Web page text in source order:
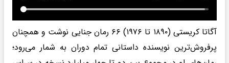
آگاتا کریستی (۱۸۹۰ تا ۱۹۷۶) ۶۶ رمان جنایی نوشت و همچنان
پرفروش‌ترین نویسنده داستانی تمام دوران به شمار می‌رود؛